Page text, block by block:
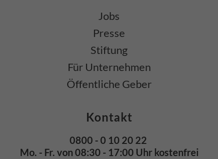
Jobs
Presse
Stiftung
Für Unternehmen
Öffentliche Geber
Kontakt
0800 - 0 10 20 22
Mo. - Fr. von 08:30 - 17:00 Uhr kostenfrei